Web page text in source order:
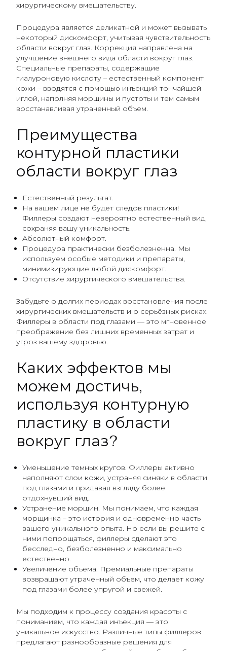
хирургическому вмешательству.
Процедура является деликатной и может вызывать
некоторый дискомфорт, учитывая чувствительность
области вокруг глаз. Коррекция направлена на
улучшение внешнего вида области вокруг глаз.
Специальные препараты, содержащие
гиалуроновую кислоту – естественный компонент
кожи – вводятся с помощью инъекций тончайшей
иглой, наполняя морщины и пустоты и тем самым
восстанавливая утраченный объем.
Преимущества
контурной пластики
области вокруг глаз
Естественный результат.
На вашем лице не будет следов пластики!
Филлеры создают невероятно естественный вид,
сохраняя вашу уникальность.
Абсолютный комфорт.
Процедура практически безболезненна. Мы
используем особые методики и препараты,
минимизирующие любой дискомфорт.
Отсутствие хирургического вмешательства.
Забудьте о долгих периодах восстановления после
хирургических вмешательств и о серьёзных рисках.
Филлеры в области под глазами — это мгновенное
преображение без лишних временных затрат и
угроз вашему здоровью.
Каких эффектов мы
можем достичь,
используя контурную
пластику в области
вокруг глаз?
Уменьшение темных кругов. Филлеры активно
наполняют слои кожи, устраняя синяки в области
под глазами и придавая взгляду более
отдохнувший вид.
Устранение морщин. Мы понимаем, что каждая
морщинка – это история и одновременно часть
вашего уникального опыта. Но если вы решите с
ними попрощаться, филлеры сделают это
бесследно, безболезненно и максимально
естественно.
Увеличение объема. Премиальные препараты
возвращают утраченный объем, что делает кожу
под глазами более упругой и свежей.
Мы подходим к процессу создания красоты с
пониманием, что каждая инъекция — это
уникальное искусство. Различные типы филлеров
предлагают разнообразные решения для